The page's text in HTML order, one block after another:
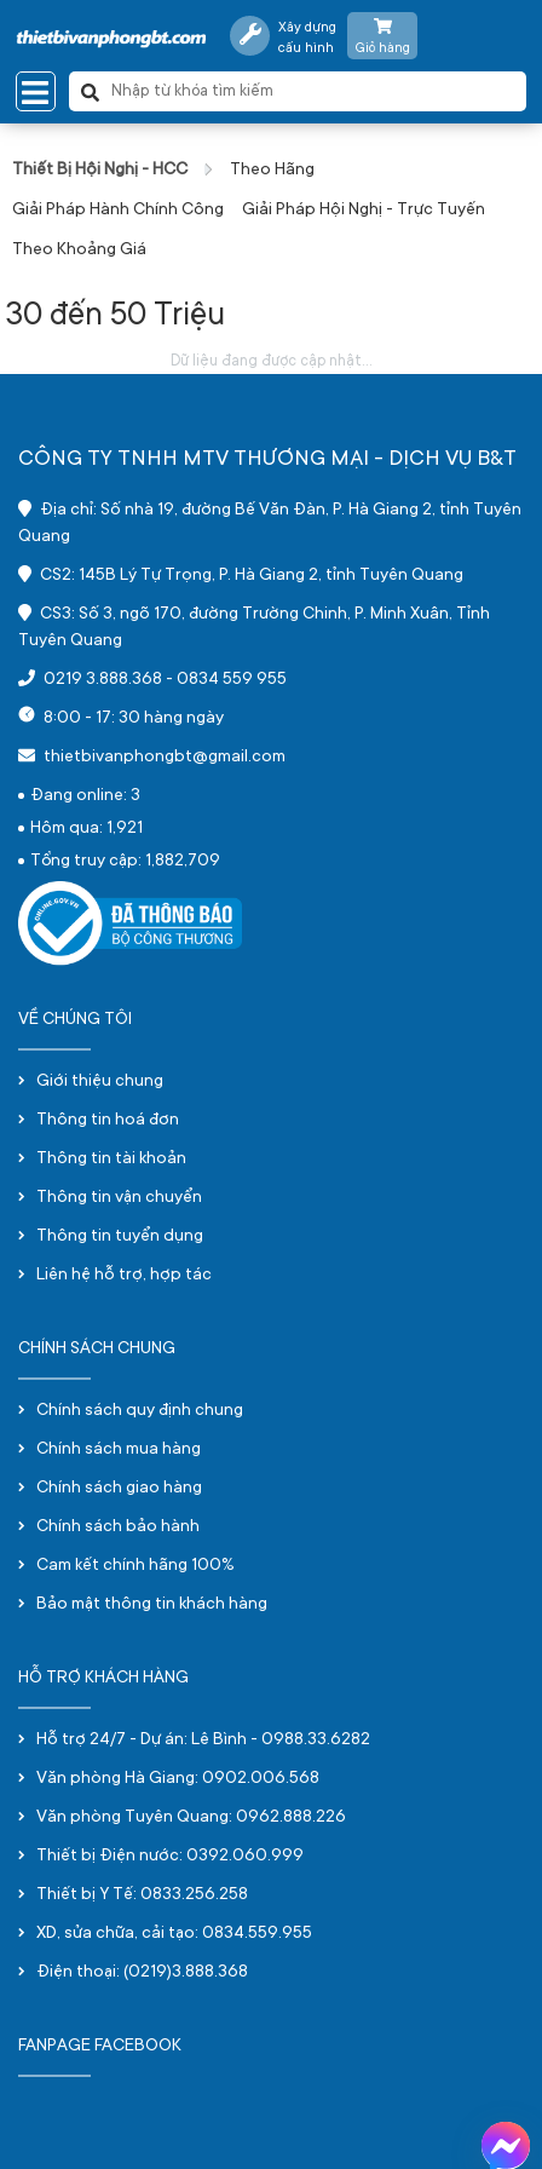
Xây dựng
cấu hình
Giỏ hàng
Thiết Bị Hội Nghị - HCC Theo Hãng
Giải Pháp Hành Chính Công Giải Pháp Hội Nghị - Trực Tuyến
Theo Khoảng Giá
30 đến 50 Triệu
Dữ liệu đang được cập nhật...
CÔNG TY TNHH MTV THƯƠNG MẠI - DỊCH VỤ B&T
Địa chỉ: Số nhà 19, đường Bế Văn Đàn, P. Hà Giang 2, tỉnh Tuyên
Quang
CS2: 145B Lý Tự Trọng, P. Hà Giang 2, tỉnh Tuyên Quang
CS3: Số 3, ngõ 170, đường Trường Chinh, P. Minh Xuân, Tỉnh
Tuyên Quang
0219 3.888.368 - 0834 559 955
8:00 - 17: 30 hàng ngày
thietbivanphongbt@gmail.com
Đang online: 3
Hôm qua: 1,921
Tổng truy cập: 1,882,709
VỀ CHÚNG TÔI
Giới thiệu chung
Thông tin hoá đơn
Thông tin tài khoản
Thông tin vận chuyển
Thông tin tuyển dụng
Liên hệ hỗ trợ, hợp tác
CHÍNH SÁCH CHUNG
Chính sách quy định chung
Chính sách mua hàng
Chính sách giao hàng
Chính sách bảo hành
Cam kết chính hãng 100%
Bảo mật thông tin khách hàng
HỖ TRỢ KHÁCH HÀNG
Hỗ trợ 24/7 - Dự án: Lê Bình - 0988.33.6282
Văn phòng Hà Giang: 0902.006.568
Văn phòng Tuyên Quang: 0962.888.226
Thiết bị Điện nước: 0392.060.999
Thiết bị Y Tế: 0833.256.258
XD, sửa chữa, cải tạo: 0834.559.955
Điện thoại: (0219)3.888.368
FANPAGE FACEBOOK